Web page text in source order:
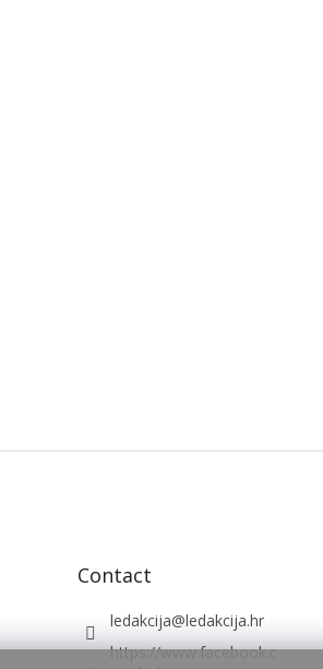
Contact
ledakcija@ledakcija.hr
https://www.facebook.c